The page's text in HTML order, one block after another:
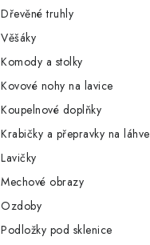
Dřevěné truhly
Věšáky
Komody a stolky
Kovové nohy na lavice
Koupelnové doplňky
Krabičky a přepravky na láhve
Lavičky
Mechové obrazy
Ozdoby
Podložky pod sklenice